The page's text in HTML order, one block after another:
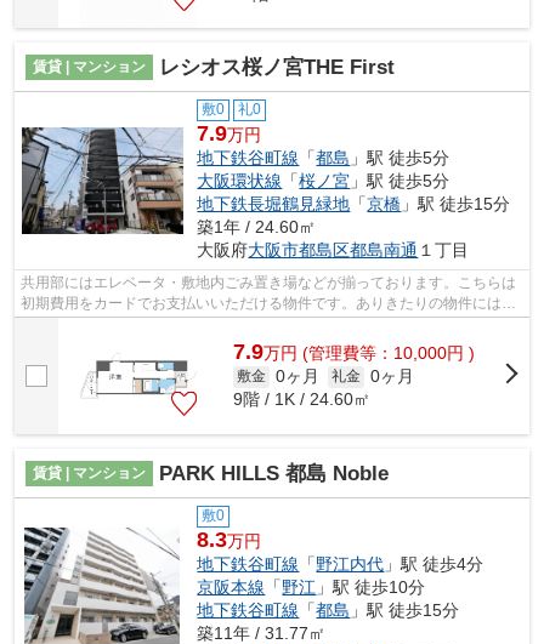
賃貸 | マンション レシオス桜ノ宮THE First
敷0 礼0
7.9万円
地下鉄谷町線 「都島 」駅 徒歩5分
大阪環状線 「桜ノ宮 」駅 徒歩5分
地下鉄長堀鶴見緑地 「京橋 」駅 徒歩15分
築1年 / 24.60㎡
大阪府大阪市都島区都島南通 １丁目
共用部にはエレベータ・敷地内ごみ置き場などが揃っております。こちらは
初期費用をカードでお支払いいただける物件です。ありきたりの物件にはな
い、デザイナーズ物件ならではの魅力...
7.9万円 (管理費等：10,000円 )
敷金 0ヶ月 礼金 0ヶ月
9階 / 1K / 24.60㎡
賃貸 | マンション PARK HILLS 都島 Noble
敷0
8.3万円
地下鉄谷町線 「野江内代 」駅 徒歩4分
京阪本線 「野江 」駅 徒歩10分
地下鉄谷町線 「都島 」駅 徒歩15分
築11年 / 31.77㎡